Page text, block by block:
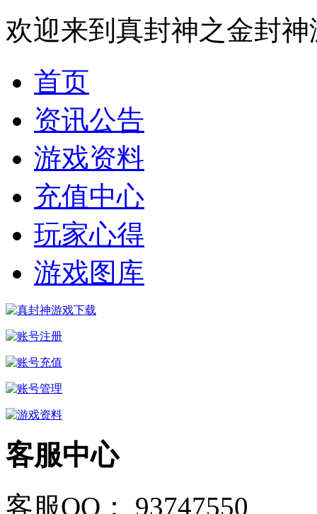
欢迎来到真封神之金封
首页
资讯公告
游戏资料
充值中心
玩家心得
游戏图库
客服中心
客服QQ： 93747550